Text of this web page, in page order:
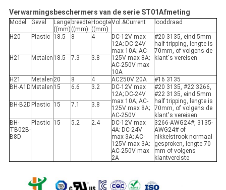
Verwarmingsbeschermers van de serie ST01Afmeting
Model Geval
Lange
((mm)
breedte
((mm)
Hoogte
((mm)
Vol.&Current looddraad
H20 Plastic 18.5 8 4
DC-12V max
12A; DC-24V
max 10A; AC-
125V max 8A;
AC-250V max
10A
#20 3135, eind 5mm
half tripping, lengte is
70mm, of volgens de
klant's vereisen
H21 Metalen 18.5 7.3 3.8
H21 Metalen 20 8 4 AC250V 20A
#16 3135
BH-A1D Metalen 15 6.6 3.2
DC-12V max
12A; DC-24V
max 10A; AC-
125V max 8A;
AC-250V
#20 3135, #22 3266,
#22 3135, eind 5mm
half tripping, lengte is
70mm, of volgens de
klant's vereisen
BH-B2D Plastic 15 7.1 3.8
BH-
TB02B-
B8D
Plastic 15 5.2 2.4
DC-12V max
4A; DC-24V
max 3A; AC-
125V max 3A;
AC-250V max
2A
3266-AWG24#, 3135-
AWG24# of
nikkelstrook normaal
gesproken, lengte 70
mm of volgens
klantvereiste